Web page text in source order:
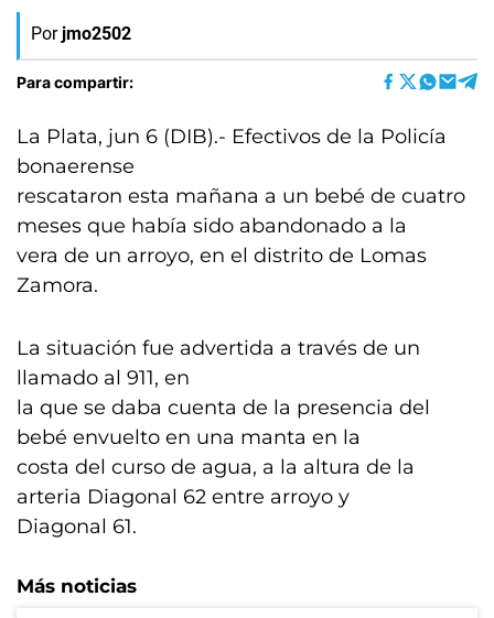
Por jmo2502
Para compartir:
La Plata, jun 6 (DIB).- Efectivos de la Policía
bonaerense
rescataron esta mañana a un bebé de cuatro
meses que había sido abandonado a la
vera de un arroyo, en el distrito de Lomas
Zamora.
La situación fue advertida a través de un
llamado al 911, en
la que se daba cuenta de la presencia del
bebé envuelto en una manta en la
costa del curso de agua, a la altura de la
arteria Diagonal 62 entre arroyo y
Diagonal 61.
Más noticias